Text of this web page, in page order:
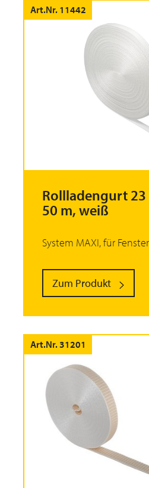
Art.Nr. 11442
Rollladengurt 23
50 m, weiß
System MAXI, für
Zum Produkt
Art.Nr. 31201